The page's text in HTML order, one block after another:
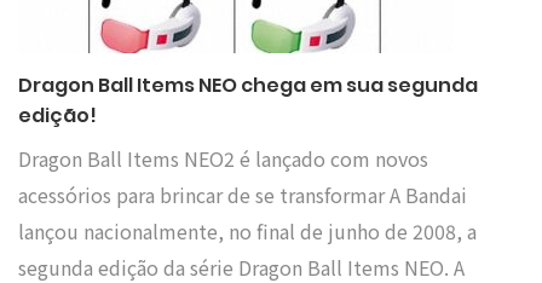
Dragon Ball Items NEO chega em sua segunda
edição!
Dragon Ball Items NEO2 é lançado com novos
acessórios para brincar de se transformar A Bandai
lançou nacionalmente, no final de junho de 2008, a
segunda edição da série Dragon Ball Items NEO. A